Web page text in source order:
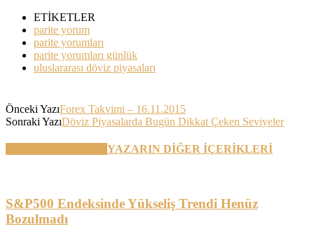
ETİKETLER
parite yorum
parite yorumları
parite yorumları günlük
uluslararası döviz piyasaları
Önceki YazıForex Takvimi – 16.11.2015
Sonraki YazıDöviz Piyasalarda Bugün Dikkat Çeken Seviyeler
YAZARIN DİĞER İÇERİKLERİ
S&P500 Endeksinde Yükseliş Trendi Henüz
Bozulmadı